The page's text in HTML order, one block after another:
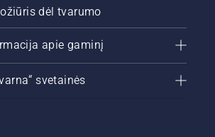
dėl tvarumo
apie gaminį
svetainės